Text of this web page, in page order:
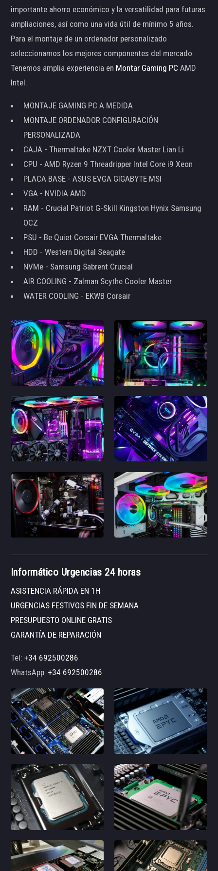
importante ahorro económico y la versatilidad para futuras
ampliaciones, así como una vida útil de mínimo 5 años.
Para el montaje de un ordenador personalizado
seleccionamos los mejores componentes del mercado.
Tenemos amplia experiencia en Montar Gaming PC AMD
Intel.
MONTAJE GAMING PC A MEDIDA
MONTAJE ORDENADOR CONFIGURACIÓN
PERSONALIZADA
CAJA - Thermaltake NZXT Cooler Master Lian Li
CPU - AMD Ryzen 9 Threadripper Intel Core i9 Xeon
PLACA BASE - ASUS EVGA GIGABYTE MSI
VGA - NVIDIA AMD
RAM - Crucial Patriot G-Skill Kingston Hynix Samsung
OCZ
PSU - Be Quiet Corsair EVGA Thermaltake
HDD - Western Digital Seagate
NVMe - Samsung Sabrent Crucial
AIR COOLING - Zalman Scythe Cooler Master
WATER COOLING - EKWB Corsair
Informático Urgencias 24 horas
ASISTENCIA RÁPIDA EN 1H
URGENCIAS FESTIVOS FIN DE SEMANA
PRESUPUESTO ONLINE GRATIS
GARANTÍA DE REPARACIÓN
Tel:+34 692500286
WhatsApp:+34 692500286